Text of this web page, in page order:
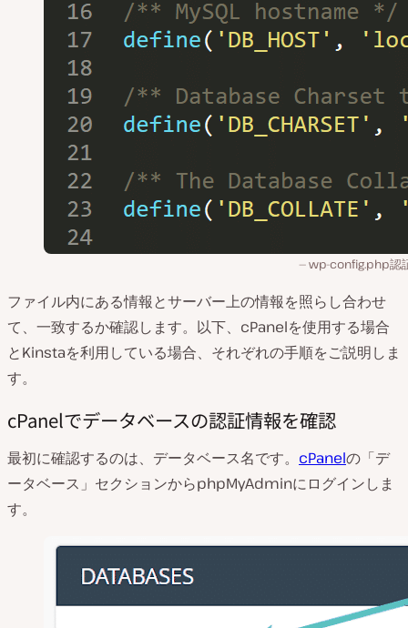
wp-config.php認
ファイル内にある情報とサーバー上の情報を照らし合わせ
て、一致するか確認します。以下、cPanelを使用する場合
とKinstaを利用している場合、それぞれの手順をご説明しま
す。
cPanelでデータベースの認証情報を確認
最初に確認するのは、データベース名です。 cPanelの「デ
ータベース」セクションからphpMyAdminにログインしま
す。